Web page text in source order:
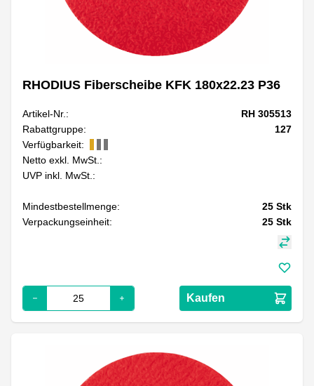
RHODIUS Fiberscheibe KFK 180x22.23 P36
Artikel-Nr.:
RH 305513
Rabattgruppe:
127
Verfügbarkeit:
Netto exkl. MwSt.:
UVP inkl. MwSt.:
Mindestbestellmenge: 25 Stk
Verpackungseinheit:
25 Stk
Kaufen